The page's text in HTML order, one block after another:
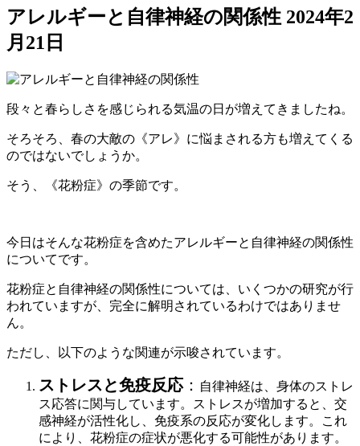
アレルギーと自律神経の関係性 2024年2
月21日
段々と春らしさを感じられる気温の日が増えてきましたね。
そろそろ、春の大敵の《アレ》に悩まされる方も増えてくる
のではないでしょうか。
そう、《花粉症》の季節です。
今日はそんな花粉症を含めたアレルギーと自律神経の関係性
についてです。
花粉症と自律神経の関係性については、いくつかの研究が行
われていますが、完全に解明されているわけではありませ
ん。
ただし、以下のような関連が示唆されています。
ストレスと免疫反応： 自律神経は、身体のストレ
ス応答に関与しています。ストレスが増加すると、交
感神経が活性化し、免疫系の反応が変化します。これ
により、花粉症の症状が悪化する可能性があります。